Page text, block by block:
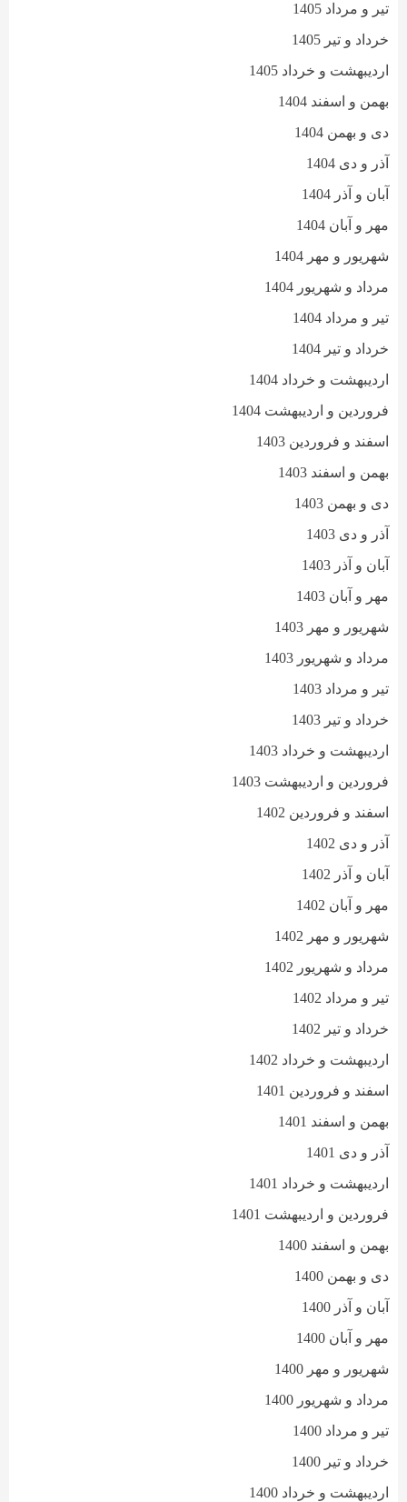
تیر و مرداد 1405
خرداد و تیر 1405
اردیبهشت و خرداد 1405
بهمن و اسفند 1404
دی و بهمن 1404
آذر و دی 1404
آبان و آذر 1404
مهر و آبان 1404
شهریور و مهر 1404
مرداد و شهریور 1404
تیر و مرداد 1404
خرداد و تیر 1404
اردیبهشت و خرداد 1404
فروردین و اردیبهشت 1404
اسفند و فروردین 1403
بهمن و اسفند 1403
دی و بهمن 1403
آذر و دی 1403
آبان و آذر 1403
مهر و آبان 1403
شهریور و مهر 1403
مرداد و شهریور 1403
تیر و مرداد 1403
خرداد و تیر 1403
اردیبهشت و خرداد 1403
فروردین و اردیبهشت 1403
اسفند و فروردین 1402
آذر و دی 1402
آبان و آذر 1402
مهر و آبان 1402
شهریور و مهر 1402
مرداد و شهریور 1402
تیر و مرداد 1402
خرداد و تیر 1402
اردیبهشت و خرداد 1402
اسفند و فروردین 1401
بهمن و اسفند 1401
آذر و دی 1401
اردیبهشت و خرداد 1401
فروردین و اردیبهشت 1401
بهمن و اسفند 1400
دی و بهمن 1400
آبان و آذر 1400
مهر و آبان 1400
شهریور و مهر 1400
مرداد و شهریور 1400
تیر و مرداد 1400
خرداد و تیر 1400
اردیبهشت و خرداد 1400